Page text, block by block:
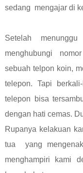
sedang mengajar di
Setelah
menghubungi
sebuah telpon koin,
telepon. Tapi
telepon bisa
dengan hati cemas.
Rupanya kelakuan
tua yang
menghampiri kami